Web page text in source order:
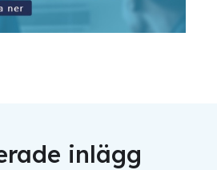
inlägg